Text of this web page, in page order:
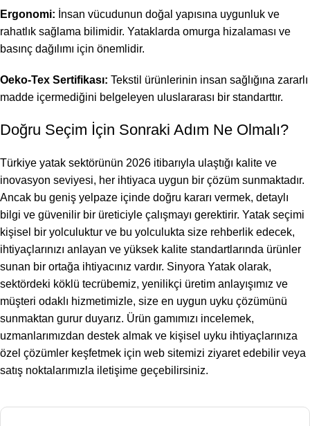
Ergonomi: İnsan vücudunun doğal yapısına uygunluk ve
rahatlık sağlama bilimidir. Yataklarda omurga hizalaması ve
basınç dağılımı için önemlidir.
Oeko-Tex Sertifikası: Tekstil ürünlerinin insan sağlığına zararlı
madde içermediğini belgeleyen uluslararası bir standarttır.
Doğru Seçim İçin Sonraki Adım Ne Olmalı?
Türkiye yatak sektörünün 2026 itibarıyla ulaştığı kalite ve
inovasyon seviyesi, her ihtiyaca uygun bir çözüm sunmaktadır.
Ancak bu geniş yelpaze içinde doğru kararı vermek, detaylı
bilgi ve güvenilir bir üreticiyle çalışmayı gerektirir. Yatak seçimi
kişisel bir yolculuktur ve bu yolculukta size rehberlik edecek,
ihtiyaçlarınızı anlayan ve yüksek kalite standartlarında ürünler
sunan bir ortağa ihtiyacınız vardır. Sinyora Yatak olarak,
sektördeki köklü tecrübemiz, yenilikçi üretim anlayışımız ve
müşteri odaklı hizmetimizle, size en uygun uyku çözümünü
sunmaktan gurur duyarız. Ürün gamımızı incelemek,
uzmanlarımızdan destek almak ve kişisel uyku ihtiyaçlarınıza
özel çözümler keşfetmek için web sitemizi ziyaret edebilir veya
satış noktalarımızla iletişime geçebilirsiniz.